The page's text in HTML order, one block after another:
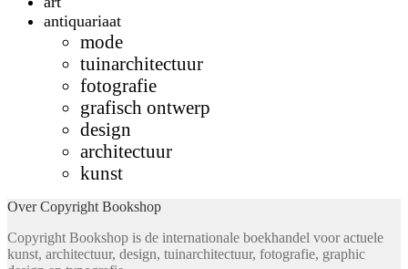
antiquariaat
mode
tuinarchitectuur
fotografie
grafisch ontwerp
design
architectuur
kunst
Over Copyright Bookshop
Copyright Bookshop is de internationale boekhandel voor actuele
kunst, architectuur, design, tuinarchitectuur, fotografie, graphic